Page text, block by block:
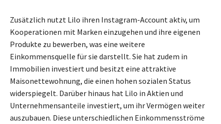
Zusätzlich nutzt Lilo ihren Instagram-Account aktiv, um
Kooperationen mit Marken einzugehen und ihre eigenen
Produkte zu bewerben, was eine weitere
Einkommensquelle für sie darstellt. Sie hat zudem in
Immobilien investiert und besitzt eine attraktive
Maisonettewohnung, die einen hohen sozialen Status
widerspiegelt. Darüber hinaus hat Lilo in Aktien und
Unternehmensanteile investiert, um ihr Vermögen weiter
auszubauen. Diese unterschiedlichen Einkommensströme